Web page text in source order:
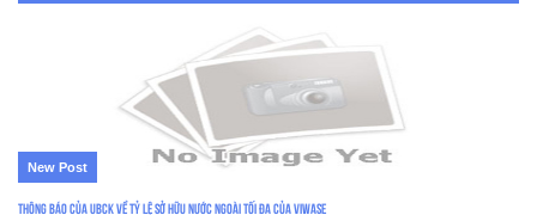
New Post
Thông báo của UBCK về tỷ lệ sở hữu nước ngoài tối đa của VIWASE